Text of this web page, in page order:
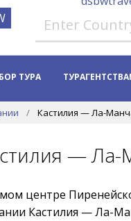
ТУРА
Кастилия — Ла-
— Ла-
центре
Кастилия — Ла-